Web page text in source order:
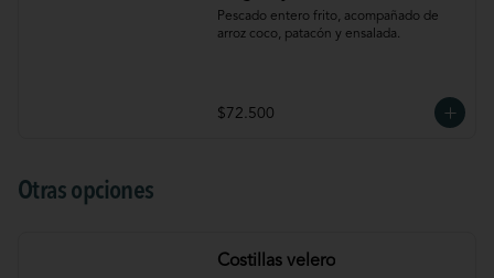
Pescado entero frito, acompañado de
arroz coco, patacón y ensalada.
$72.500
Otras opciones
Costillas velero